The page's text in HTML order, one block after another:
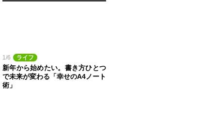
1/6 ライフ
新年から始めたい。書き方ひとつ
で未来が変わる「幸せのA4ノート
術」